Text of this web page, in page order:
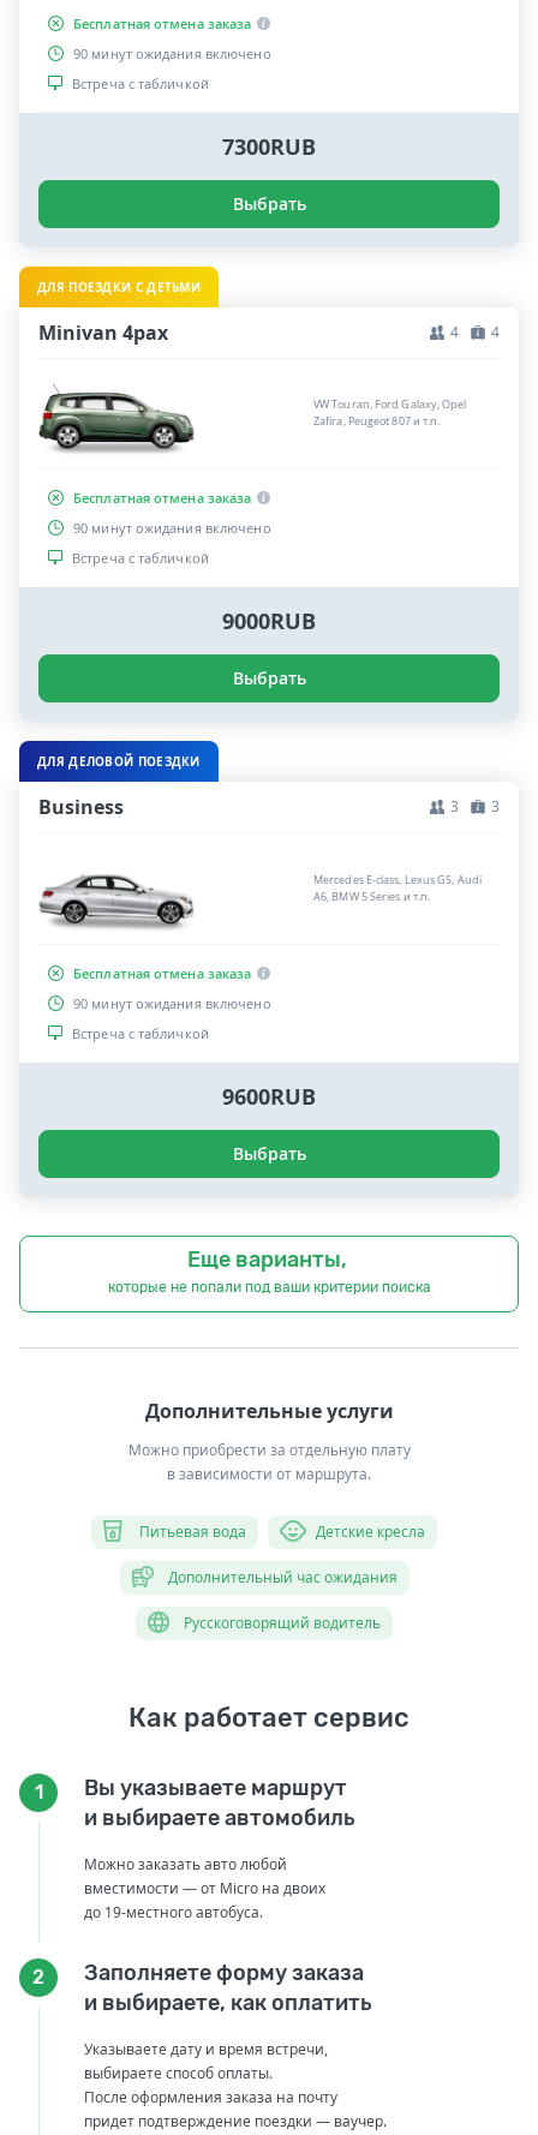
Бесплатная отмена заказа
90 минут ожидания включено
Встреча с табличкой
7300RUB
Выбрать
ДЛЯ ПОЕЗДКИ С ДЕТЬМИ
Minivan 4pax 4 4
VW Touran, Ford Galaxy, Opel
Zafira, Peugeot 807 и т.п.
Бесплатная отмена заказа
90 минут ожидания включено
Встреча с табличкой
9000RUB
Выбрать
ДЛЯ ДЕЛОВОЙ ПОЕЗДКИ
Business 3 3
Mercedes E-class, Lexus GS, Audi
A6, BMW 5 Series и т.п.
Бесплатная отмена заказа
90 минут ожидания включено
Встреча с табличкой
9600RUB
Выбрать
Еще варианты,
которые не попали под ваши критерии поиска
Дополнительные услуги
Можно приобрести за отдельную плату
в зависимости от маршрута.
Питьевая вода Детские кресла
Дополнительный час ожидания
Русскоговорящий водитель
Как работает сервис
1
Вы указываете маршрут
и выбираете автомобиль
Можно заказать авто любой
вместимости — от Micro на двоих
до 19-местного автобуса.
2
Заполняете форму заказа
и выбираете, как оплатить
Указываете дату и время встречи,
выбираете способ оплаты.
После оформления заказа на почту
придет подтверждение поездки — ваучер.